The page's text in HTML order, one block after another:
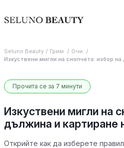
Seluno Beauty Грим
Очи
Изкуствени мигли на снопчета: избор
Прочита се за 7 минути
Изкуствени мигли на
дължина и картиране
Открийте как да изберете